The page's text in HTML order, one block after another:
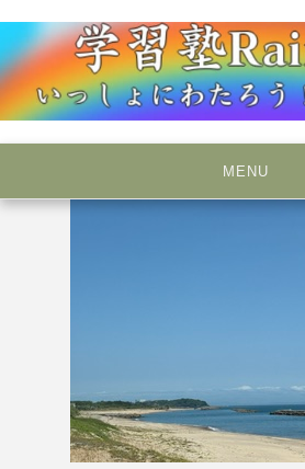
to
content
学習塾RainBow
MENU